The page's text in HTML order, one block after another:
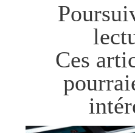
Ces